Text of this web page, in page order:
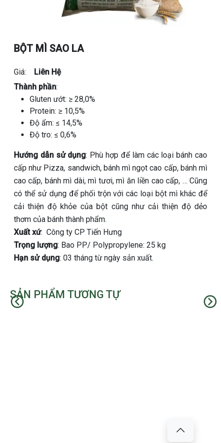
BỘT MÌ SAO LA
Giá:
Liên Hệ
Thành phần:
Gluten ướt: ≥ 28,0%
Protein: ≥ 10,5%
Độ ẩm: ≤ 14,5%
Độ tro: ≤ 0,6%
Hướng dẫn sử dụng: Phù hợp để làm các loại bánh cao
cấp như Pizza, sandwich, bánh mì ngọt cao cấp, bánh mì
cao cấp, bánh mì dài, mì tươi, mì ăn liền cao cấp, … Cũng
có thể sử dụng để phối trộn với các loại bột mì khác để
cải thiện độ khỏe của bột cũng như cải thiện độ dẻo
thơm của bánh thành phẩm.
Xuất xứ: Công ty CP Tiến Hưng
Trọng lượng: Bao PP/ Polypropylene: 25 kg
Hạn sử dụng: 03 tháng từ ngày sản xuất.
SẢN PHẨM TƯƠNG TỰ
Trước Kế